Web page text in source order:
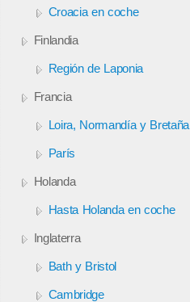
Croacia en coche
Finlandia
Región de Laponia
Francia
Loira, Normandía y Bretaña
París
Holanda
Hasta Holanda en coche
Inglaterra
Bath y Bristol
Cambridge